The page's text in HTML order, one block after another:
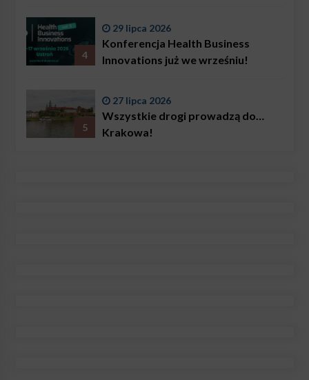
4
29 lipca 2026
Konferencja Health Business
Innovations już we wrześniu!
5
27 lipca 2026
Wszystkie drogi prowadzą do…
Krakowa!